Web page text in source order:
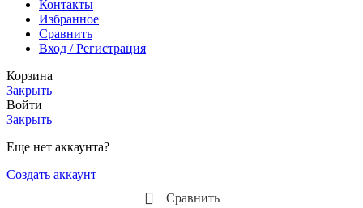
Контакты
Избранное
Сравнить
Вход / Регистрация
Корзина
Закрыть
Войти
Закрыть
Еще нет аккаунта?
Создать аккаунт
Сравнить